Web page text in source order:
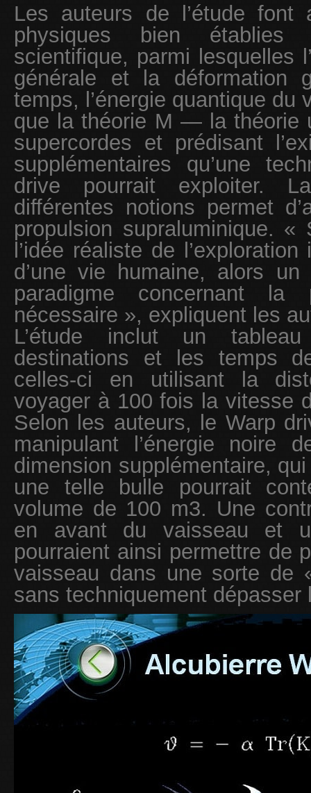
Les auteurs de l’étude font
physiques bien établies
scientifique, parmi lesquelles
générale et la déformation
temps, l’énergie quantique du
que la théorie M — la théorie
supercordes et prédisant
supplémentaires qu’une
drive pourrait exploiter.
différentes notions permet
propulsion supraluminique. «
l’idée réaliste de
d’une vie humaine, alors
paradigme concernant la
nécessaire », expliquent les
L’étude inclut un tableau
destinations et les temps
celles-ci en utilisant la
voyager à 100 fois la vitesse
Selon les auteurs, le Warp
manipulant l’énergie noire
dimension supplémentaire,
une telle bulle pourrait
volume de 100 m3. Une
en avant du vaisseau et
pourraient ainsi permettre de
vaisseau dans une sorte de
sans techniquement